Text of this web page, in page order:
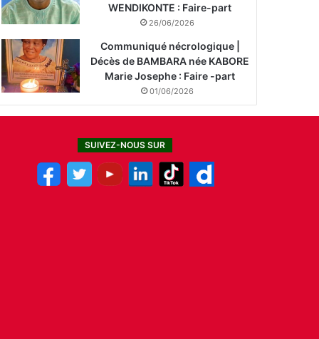
WENDIKONTE : Faire-part
26/06/2026
Communiqué nécrologique |
Décès de BAMBARA née KABORE
Marie Josephe : Faire -part
01/06/2026
SUIVEZ-NOUS SUR